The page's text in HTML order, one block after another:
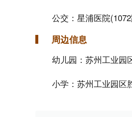
公交：星浦医院
周边信息
幼儿园：苏州工业园
小学：苏州工业园区